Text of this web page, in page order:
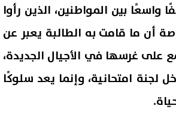
واسعًا بين المواطنين، الذين رأوا
أن ما قامت به الطالبة يعبر عن
على غرسها في الأجيال الجديدة،
امتحانية، وإنما يعد سلوكًا